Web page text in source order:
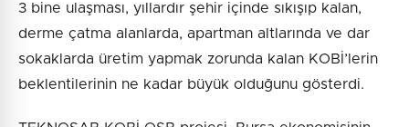
3 bine ulaşması, yıllardır şehir içinde sıkışıp kalan,
derme çatma alanlarda, apartman altlarında ve dar
sokaklarda üretim yapmak zorunda kalan KOBİ’lerin
beklentilerinin ne kadar büyük olduğunu gösterdi.